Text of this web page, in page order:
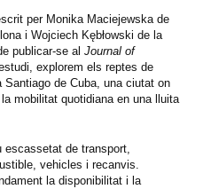
per Monika Maciejewska de
i Wojciech Kębłowski de la
publicar-se al Journal of
explorem els reptes de
de Cuba, una ciutat on
mobilitat quotidiana en una lluita
escassetat de transport,
vehicles i recanvis.
la disponibilitat i la